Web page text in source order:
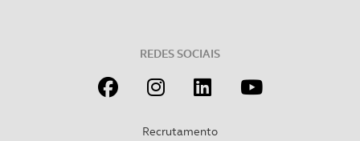
REDES SOCIAIS
Recrutamento